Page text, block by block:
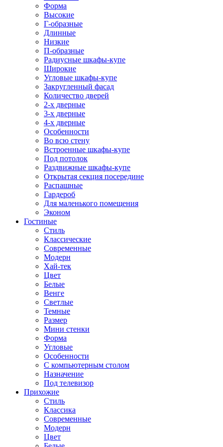
Форма
Высокие
Г-образные
Длинные
Низкие
П-образные
Радиусные шкафы-купе
Широкие
Угловые шкафы-купе
Закругленный фасад
Количество дверей
2-х дверные
3-х дверные
4-х дверные
Особенности
Во всю стену
Встроенные шкафы-купе
Под потолок
Раздвижные шкафы-купе
Открытая секция посередине
Распашные
Гардероб
Для маленького помещения
Эконом
Гостиные
Стиль
Классические
Современные
Модерн
Хай-тек
Цвет
Белые
Венге
Светлые
Темные
Размер
Мини стенки
Форма
Угловые
Особенности
С компьютерным столом
Назначение
Под телевизор
Прихожие
Стиль
Классика
Современные
Модерн
Цвет